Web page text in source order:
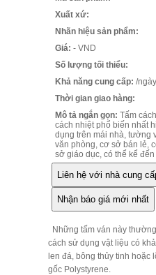
Xuất xứ:
Nhãn hiệu sản phẩm:
Giá: - VND
Số lượng tối thiểu:
Khả năng cung cấp: /ngày
Thời gian giao hàng:
Mô tả ngắn gọn: Tấm
cách nhiệt phổ biến nhất
dụng trên mái nhà, tường
văn phòng, cơ sở bán lẻ,
sở giáo dục, có thể kể đến
Những tấm ván này
cách sử dụng vật liệu có
len đá, bông thủy tinh hoặc
gốc Polystyrene.